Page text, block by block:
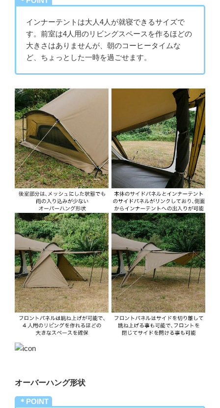
インナーテントは大人4人が就寝できるサイズで
す。前室は4人用のリビングスペースを作るほどの
大きさはありませんが、朝のコーヒータイムな
ど、ちょっとした一時を過ごせます。
オーバーハング形状
＊POINT